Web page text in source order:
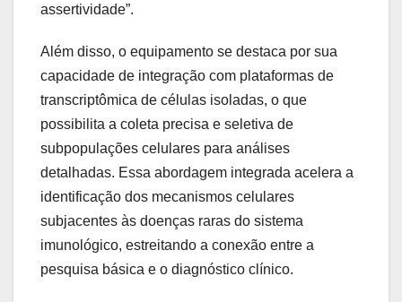
assertividade”.
Além disso, o equipamento se destaca por sua
capacidade de integração com plataformas de
transcriptômica de células isoladas, o que
possibilita a coleta precisa e seletiva de
subpopulações celulares para análises
detalhadas. Essa abordagem integrada acelera a
identificação dos mecanismos celulares
subjacentes às doenças raras do sistema
imunológico, estreitando a conexão entre a
pesquisa básica e o diagnóstico clínico.